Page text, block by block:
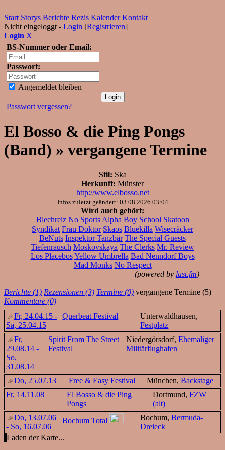
Start Storys Berichte Rezis Kalender Kontakt
Nicht eingeloggt - Login [Registrieren]
Login X
BS-Nummer oder Email:
Passwort:
Angemeldet bleiben
Passwort vergessen?
El Bosso & die Ping Pongs
(Band) » vergangene Termine
Stil: Ska
Herkunft: Münster
http://www.elbosso.net
Infos zuletzt geändert: 03.08.2026 03:04
Wird auch gehört:
Blechreiz No Sports Alpha Boy School Skatoon
Syndikat Frau Doktor Skaos Bluekilla Wisecräcker
BeNuts Inspektor Tanzbär The Special Guests
Tiefenrausch Moskovskaya The Clerks Mr. Review
Los Placebos Yellow Umbrella Bad Nenndorf Boys
Mad Monks No Respect
(powered by last.fm)
Berichte (1) Rezensionen (3) Termine (0) vergangene Termine (5)
Kommentare (0)
Fr, 24.04.15 -
Sa, 25.04.15
Querbeat Festival
Unterwaldhausen,
Festplatz
Fr,
29.08.14 -
So,
31.08.14
Spirit From The Street
Festival
Niedergörsdorf, Ehemaliger
Militärflughafen
Do, 25.07.13 Free & Easy Festival München, Backstage
Fr, 14.11.08
El Bosso & die Ping
Pongs
Dortmund,FZW
(alt)
Do, 13.07.06
- So, 16.07.06
Bochum Total Bochum,Bermuda-
Dreieck
Laden der Karte...